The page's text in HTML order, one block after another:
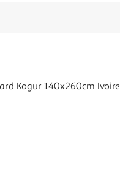
Kogur 140x260cm Ivoire